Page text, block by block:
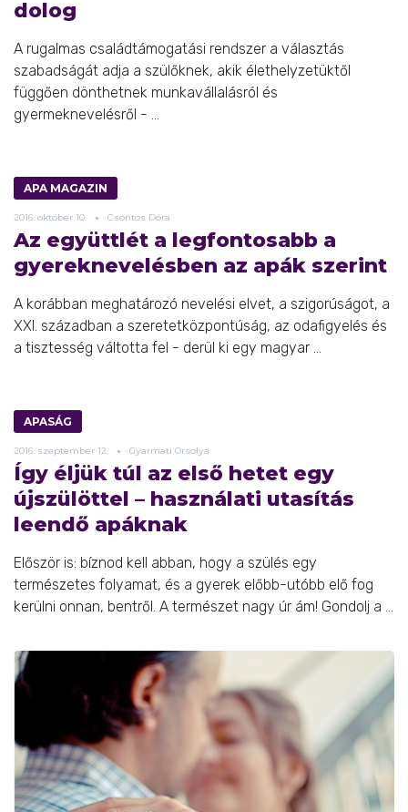
dolog
A rugalmas családtámogatási rendszer a választás
szabadságát adja a szülőknek, akik élethelyzetüktől
függően dönthetnek munkavállalásról és
gyermeknevelésről - ...
APA MAGAZIN
2016. október 10. Csontos Dóra
Az együttlét a legfontosabb a
gyereknevelésben az apák szerint
A korábban meghatározó nevelési elvet, a szigorúságot, a
XXI. században a szeretetközpontúság, az odafigyelés és
a tisztesség váltotta fel - derül ki egy magyar ...
APASÁG
2016. szeptember 12. Gyarmati Orsolya
Így éljük túl az első hetet egy
újszülöttel – használati utasítás
leendő apáknak
Először is: bíznod kell abban, hogy a szülés egy
természetes folyamat, és a gyerek előbb-utóbb elő fog
kerülni onnan, bentről. A természet nagy úr ám! Gondolj a ...